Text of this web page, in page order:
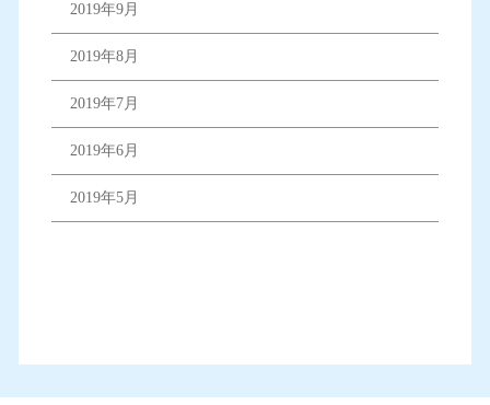
2019年9月
2019年8月
2019年7月
2019年6月
2019年5月